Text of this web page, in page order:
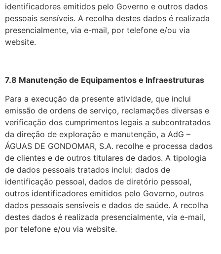
identificadores emitidos pelo Governo e outros dados
pessoais sensíveis. A recolha destes dados é realizada
presencialmente, via e-mail, por telefone e/ou via
website.
7.8 Manutenção de Equipamentos e Infraestruturas
Para a execução da presente atividade, que inclui
emissão de ordens de serviço, reclamações diversas e
verificação dos cumprimentos legais a subcontratados
da direção de exploração e manutenção, a AdG –
ÁGUAS DE GONDOMAR, S.A. recolhe e processa dados
de clientes e de outros titulares de dados. A tipologia
de dados pessoais tratados inclui: dados de
identificação pessoal, dados de diretório pessoal,
outros identificadores emitidos pelo Governo, outros
dados pessoais sensíveis e dados de saúde. A recolha
destes dados é realizada presencialmente, via e-mail,
por telefone e/ou via website.